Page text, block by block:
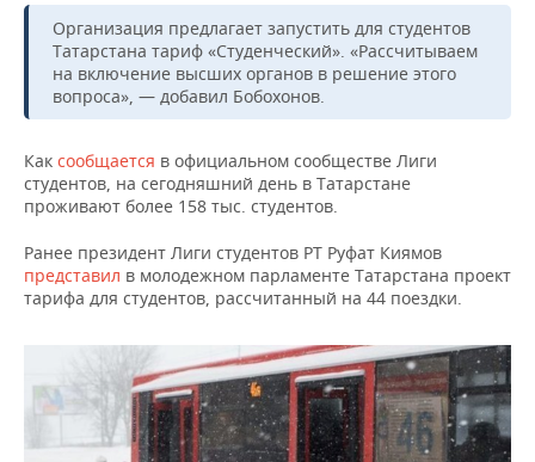
КИБЕРСПОРТ
ФИГУРНОЕ КАТАНИЕ
ХОККЕЙ С МЯЧОМ
КУЛЬТУРА
МЕДИЦИНА
ПРОИСШЕСТВИЯ
СПИСОК КОМПАНИЙ
Организация предлагает запустить для студентов
Татарстана тариф «Студенческий». «Рассчитываем
на включение высших органов в решение этого
вопроса», — добавил Бобохонов.
Как сообщается в официальном сообществе Лиги
студентов, на сегодняшний день в Татарстане
проживают более 158 тыс. студентов.
Ранее президент Лиги студентов РТ Руфат Киямов
представил в молодежном парламенте Татарстана проект
тарифа для студентов, рассчитанный на 44 поездки.